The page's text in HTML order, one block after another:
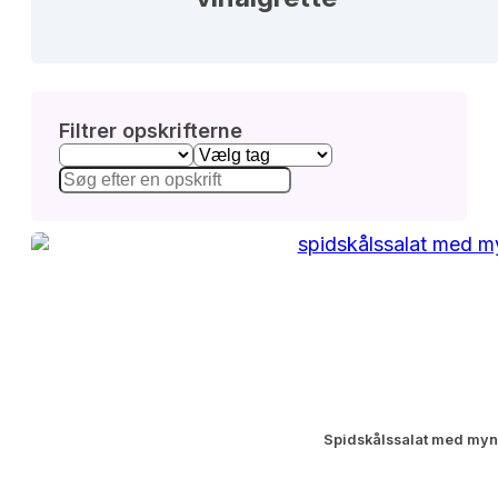
Filtrer opskrifterne
Spidskålssalat med